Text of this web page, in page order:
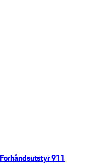
Forhåndsutstyr 911